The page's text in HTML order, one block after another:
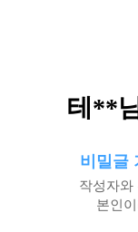
테**
비밀글
작성자와
본인